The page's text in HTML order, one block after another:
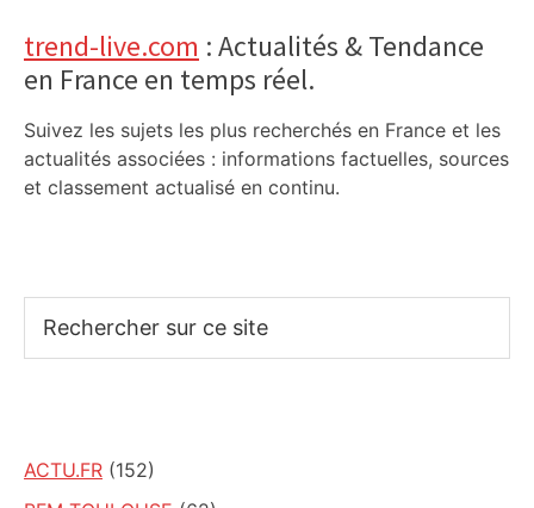
trend-live.com : Actualités & Tendance
en France en temps réel.
Suivez les sujets les plus recherchés en France et les
actualités associées : informations factuelles, sources
et classement actualisé en continu.
sur
ACTU.FR (152)